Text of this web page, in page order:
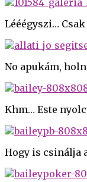
Lééégyszi…
No apukám,
Khm… Este
Hogy is csinálja